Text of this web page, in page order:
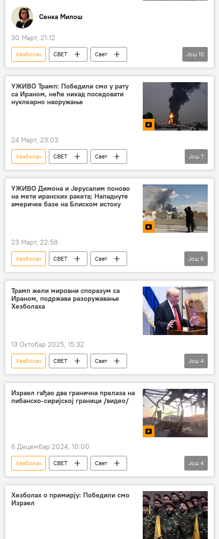
Сенка Милош
30 Март, 21:12
Хезболах СВЕТ
Свет
Свет – политика
Либан
Израел
Србија
Восјка Србије
мировне снаге
ризик
Још 10
УЖИВО Трамп: Победили смо у рату
са Ираном, неће никад поседовати
нуклеарно наоружање
24 Март, 23:03
Хезболах СВЕТ
Свет
Свет – политика
Сукоб на Блиском истоку
Иран
Израел
Доналд Трамп
Либан
Још 7
УЖИВО Димона и Јерусалим поново
на мети иранских ракета; Нападнуте
америчке базе на Блиском истоку
23 Март, 22:58
Хезболах СВЕТ
Свет
Свет – политика
Сукоб на Блиском истоку
Иран
САД Израел Либан
Још 6
Трамп жели мировни споразум са
Ираном, подржава разоружавање
Хезболаха
13 Октобар 2025, 15:32
Хезболах СВЕТ
Свет
Свет – политика
САД
Доналд Трамп
Иран
Још 4
Израел гађао два гранична прелаза на
либанско-сиријској граници /видео/
6 Децембар 2024, 10:00
Хезболах СВЕТ
Свет
Свет – политика
Израел
Либан
Сирија
Још 4
Хезболах о примирју: Победили смо
Израел